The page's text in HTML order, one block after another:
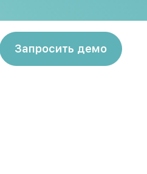
Запросить демо